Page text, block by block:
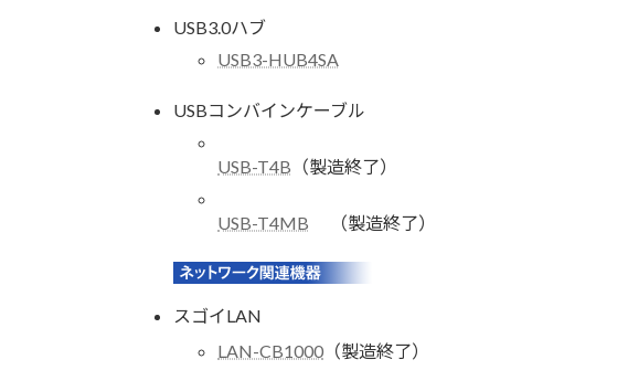
USB3.0ハブ
USB3-HUB4SA
USBコンバインケーブル
USB-T4B （製造終了）
USB-T4MB （製造終了）
スゴイLAN
LAN-CB1000 （製造終了）